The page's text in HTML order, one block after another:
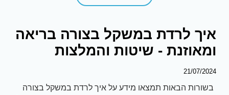
איך לרדת במשקל בצורה בריאה
ומאוזנת - שיטות והמלצות
21/07/2024
בשורות הבאות תמצאו מידע על איך לרדת במשקל בצורה